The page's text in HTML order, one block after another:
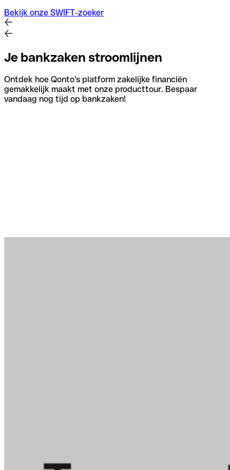
Bekijk onze SWIFT-zoeker
Je bankzaken stroomlijnen
Ontdek hoe Qonto's platform zakelijke financiën
gemakkelijk maakt met onze producttour. Bespaar
vandaag nog tijd op bankzaken!